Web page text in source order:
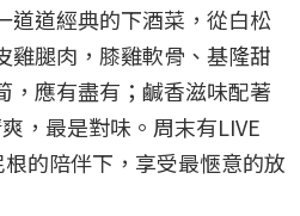
道道經典的下酒菜，從白松
雞腿肉，膝雞軟骨、基隆甜
，應有盡有；鹹香滋味配著
，最是對味。周末有LIVE
的陪伴下，享受最愜意的放